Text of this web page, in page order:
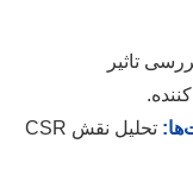
تاثیر
تحلیل نقش CSR